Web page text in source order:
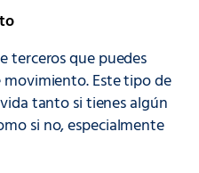
terceros que puedes
movimiento. Este tipo de
tanto si tienes algún
si no, especialmente